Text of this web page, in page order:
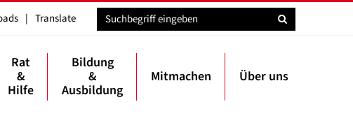
| Translate
Rat
&
Hilfe
Bildung
&
Ausbildung
Mitmachen Über uns